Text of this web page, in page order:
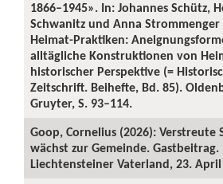
1866–1945». In: Johannes Schütz,
Schwanitz und Anna Strommenger
Heimat-Praktiken:
alltägliche Konstruktionen von
historischer Perspektive (=
Zeitschrift. Beihefte, Bd. 85).
Gruyter, S. 93–114.
Goop, Cornelius (2026): Verstreute
wächst zur Gemeinde. Gastbeitrag.
Liechtensteiner Vaterland, 23. April